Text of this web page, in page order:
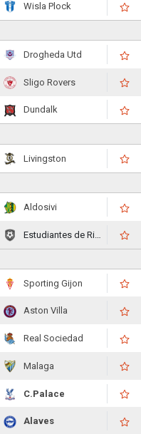
Wisla Plock
Drogheda Utd
Sligo Rovers
Dundalk
Livingston
Aldosivi
Sporting Gijon
Aston Villa
Real Sociedad
Malaga
C.Palace
Alaves